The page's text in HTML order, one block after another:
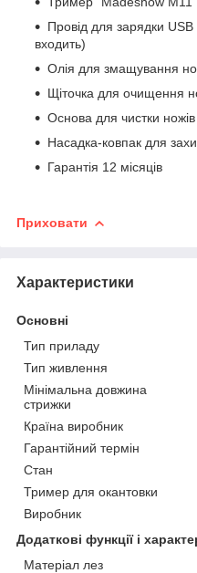
Провід для зарядки
входить)
Олія для змащування
Щіточка для очищення
Основа для чистки ножів
Насадка-ковпак для
Гарантія 12 місяців
Приховати
Характеристики
Основні
Тип приладу
Тип живлення
Мінімальна довжина
стрижки
Країна виробник
Гарантійний термін
Стан
Тример для окантовки
Виробник
Додаткові функції і
Матеріал лез